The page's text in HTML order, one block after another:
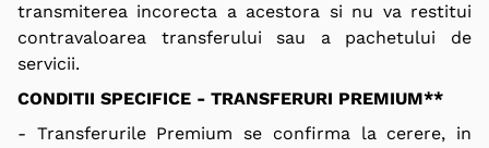
transmiterea incorecta a acestora si nu va restitui
contravaloarea transferului sau a pachetului de
servicii.
CONDITII SPECIFICE - TRANSFERURI PREMIUM**
- Transferurile Premium se confirma la cerere, in